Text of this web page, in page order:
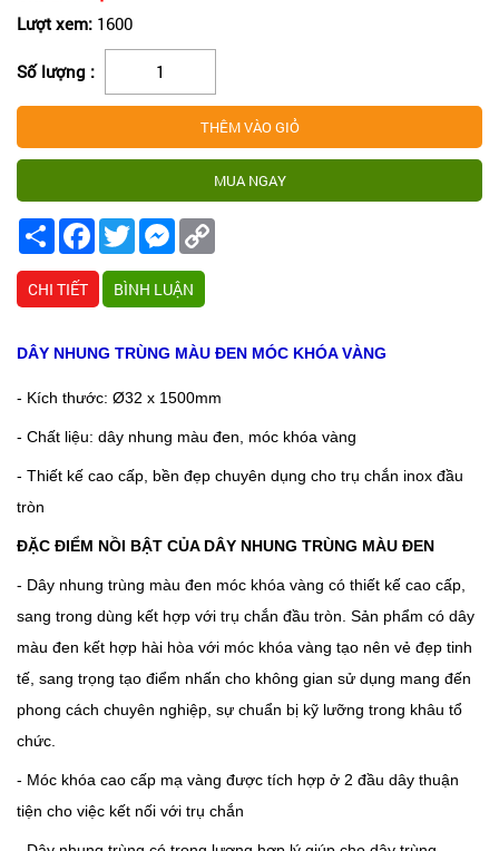
Lượt xem: 1600
Số lượng :
Share FacebookTwitterMessenger
CHI TIẾT BÌNH LUẬN
DÂY NHUNG TRÙNG MÀU ĐEN MÓC KHÓA VÀNG
- Kích thước: Ø32 x 1500mm
- Chất liệu: dây nhung màu đen, móc khóa vàng
- Thiết kế cao cấp, bền đẹp chuyên dụng cho trụ chắn inox đầu
tròn
ĐẶC ĐIỂM NỒI BẬT CỦA DÂY NHUNG TRÙNG MÀU ĐEN
- Dây nhung trùng màu đen móc khóa vàng có thiết kế cao cấp,
sang trong dùng kết hợp với trụ chắn đầu tròn. Sản phẩm có dây
màu đen kết hợp hài hòa với móc khóa vàng tạo nên vẻ đẹp tinh
tế, sang trọng tạo điểm nhấn cho không gian sử dụng mang đến
phong cách chuyên nghiệp, sự chuẩn bị kỹ lưỡng trong khâu tổ
chức.
- Móc khóa cao cấp mạ vàng được tích hợp ở 2 đầu dây thuận
tiện cho việc kết nối với trụ chắn